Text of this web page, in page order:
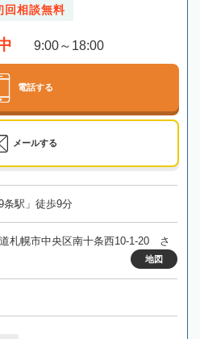
回相談無料
9:00～18:00
電話する
メールする
条駅」徒歩9分
札幌市中央区南十条西10-1-20 さ
地図